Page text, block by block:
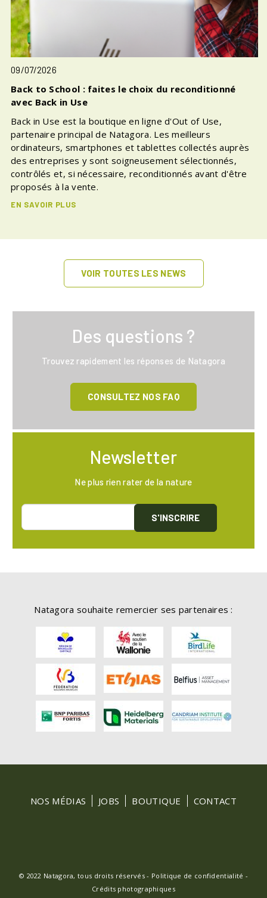
09/07/2026
Back to School : faites le choix du reconditionné
avec Back in Use
Back in Use est la boutique en ligne d'Out of Use,
partenaire principal de Natagora. Les meilleurs
ordinateurs, smartphones et tablettes collectés auprès
des entreprises y sont soigneusement sélectionnés,
contrôlés et, si nécessaire, reconditionnés avant d'être
proposés à la vente.
EN SAVOIR PLUS
VOIR TOUTES LES NEWS
Des questions ?
Trouvez rapidement les réponses de Natagora
CONSULTEZ NOS FAQ
Newsletter
Ne plus rien rater de la nature
S'INSCRIRE
Natagora souhaite remercier ses partenaires :
FOOTER
MENU
NOS MÉDIAS JOBS BOUTIQUE CONTACT
© 2022 Natagora, tous droits réservés - Politique de confidentialité -
Crédits photographiques